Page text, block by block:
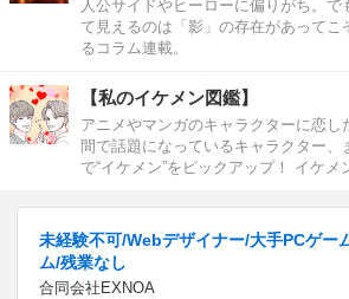
人公サイドやヒーローに偏りがち。
て見えるのは「影」の存在があってこ
るコラム連載。
【私のイケメン図鑑】
アニメやマンガのキャラクターに恋し
間で話題になっているキャラクター、
で“イケメン”をピックアップ！ イケメ
未経験不可/Webデザイナー/大手PCゲー
ム/残業なし
合同会社EXNOA